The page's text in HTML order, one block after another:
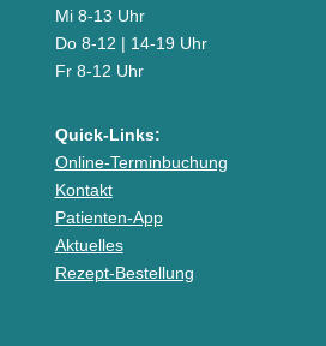
Mi 8-13 Uhr
Do 8-12 | 14-19 Uhr
Fr 8-12 Uhr
Quick-Links:
Online-Terminbuchung
Kontakt
Patienten-App
Aktuelles
Rezept-Bestellung